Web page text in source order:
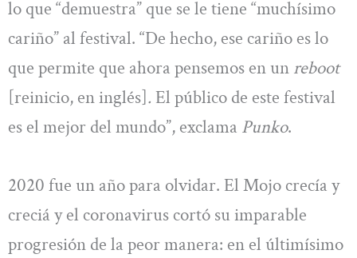
lo que “demuestra” que se le tiene “muchísimo
cariño” al festival. “De hecho, ese cariño es lo
que permite que ahora pensemos en un reboot
[reinicio, en inglés]. El público de este festival
es el mejor del mundo”, exclama Punko.
2020 fue un año para olvidar. El Mojo crecía y
creciá y el coronavirus cortó su imparable
progresión de la peor manera: en el últimísimo